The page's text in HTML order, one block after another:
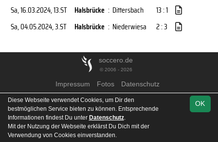
Sa, 16.03.2024, 13.ST Halsbrücke : Dittersbach
13 : 1
Sa, 04.05.2024, 3.ST Halsbrücke : Niederwiesa 2 : 3
soccero.de
© 2006 - 2026
Impressum Fotos Datenschutz
OK
Diese Webseite verwendet Cookies, um Dir den
bestmöglichen Service bieten zu können. Entsprechende
Informationen findest Du unter Datenschutz.
Mit der Nutzung der Webseite erklärst Du Dich mit der
Verwendung von Cookies einverstanden.